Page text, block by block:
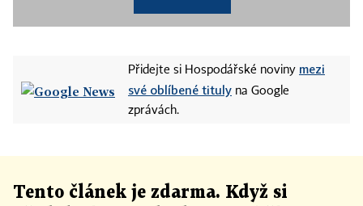
Přidejte si Hospodářské noviny mezi
své oblíbené tituly na Google
zprávách.
Tento článek je zdarma. Když si